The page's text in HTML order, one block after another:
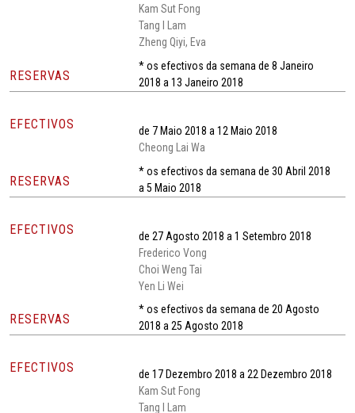
Kam Sut Fong
Tang I Lam
Zheng Qiyi, Eva
RESERVAS
* os efectivos da semana de 8 Janeiro
2018 a 13 Janeiro 2018
EFECTIVOS
de 7 Maio 2018 a 12 Maio 2018
Cheong Lai Wa
RESERVAS
* os efectivos da semana de 30 Abril 2018
a 5 Maio 2018
EFECTIVOS
de 27 Agosto 2018 a 1 Setembro 2018
Frederico Vong
Choi Weng Tai
Yen Li Wei
RESERVAS
* os efectivos da semana de 20 Agosto
2018 a 25 Agosto 2018
EFECTIVOS
de 17 Dezembro 2018 a 22 Dezembro 2018
Kam Sut Fong
Tang I Lam